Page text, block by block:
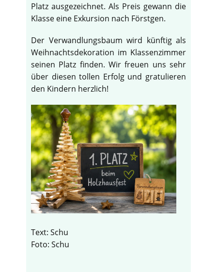
Platz ausgezeichnet. Als Preis gewann die
Klasse eine Exkursion nach Förstgen.
Der Verwandlungsbaum wird künftig als
Weihnachtsdekoration im Klassenzimmer
seinen Platz finden. Wir freuen uns sehr
über diesen tollen Erfolg und gratulieren
den Kindern herzlich!
Text: Schu
Foto: Schu